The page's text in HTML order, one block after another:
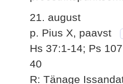
21. august
p. Pius X, paavst
Hs 37:1-14; Ps
40
R: Tänage